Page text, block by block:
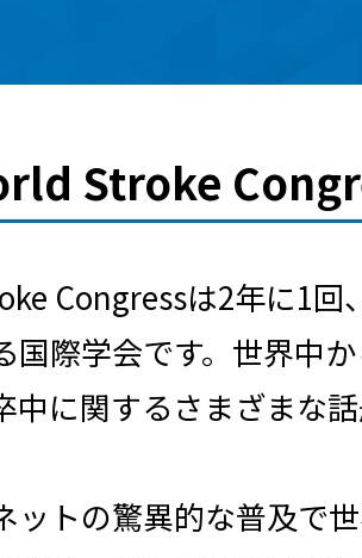
Stroke
Congressは2年に1回
国際学会です。世界中
中に関するさまざまな
ットの驚異的な普及で